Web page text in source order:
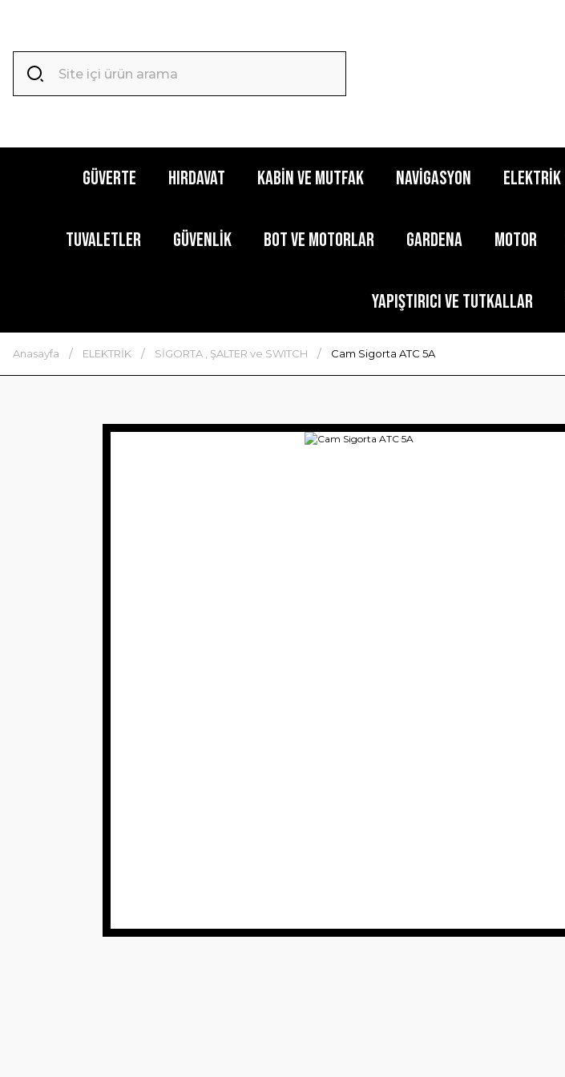
GÜVERTE HIRDAVAT KABİN ve MUTFAK NAVİGASYON ELEKTRİK
TUVALETLER GÜVENLİK BOT ve MOTORLAR GARDENA MOTOR
YAPIŞTIRICI ve TUTKALLAR
Anasayfa ELEKTRİK SİGORTA , ŞALTER ve SWITCH Cam Sigorta ATC 5A